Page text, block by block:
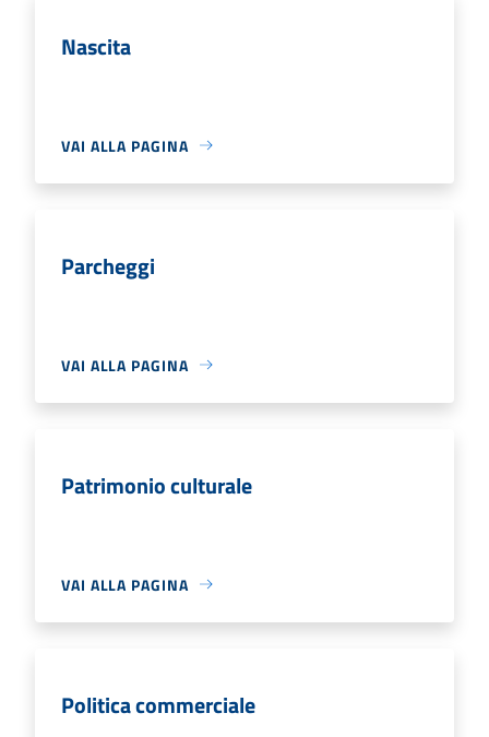
Nascita
VAI ALLA PAGINA
Parcheggi
VAI ALLA PAGINA
Patrimonio culturale
VAI ALLA PAGINA
Politica commerciale